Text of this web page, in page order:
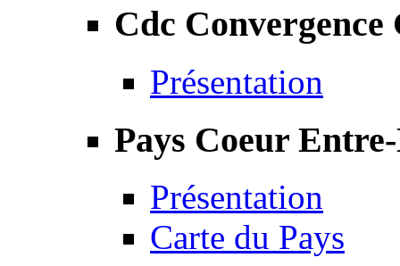
Cdc Convergence
Présentation
Pays Coeur
Présentation
Carte du Pays